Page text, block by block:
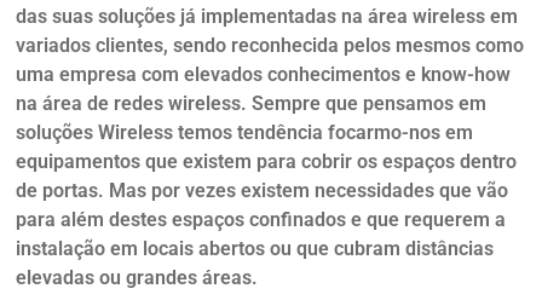
das suas soluções já implementadas na área wireless em
variados clientes, sendo reconhecida pelos mesmos como
uma empresa com elevados conhecimentos e know-how
na área de redes wireless. Sempre que pensamos em
soluções Wireless temos tendência focarmo-nos em
equipamentos que existem para cobrir os espaços dentro
de portas. Mas por vezes existem necessidades que vão
para além destes espaços confinados e que requerem a
instalação em locais abertos ou que cubram distâncias
elevadas ou grandes áreas.